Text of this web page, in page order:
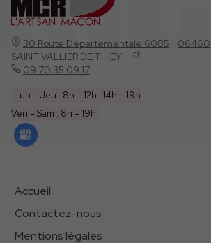
30 Route Départementale 6085
06460
SAINT VALLIER DE THIEY
09 70 35 09 17
Lun – Jeu : 8h – 12h | 14h – 19h
Ven – Sam : 8h – 19h
Accueil
Contactez-nous
Mentions légales